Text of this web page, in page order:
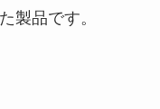
製品です。